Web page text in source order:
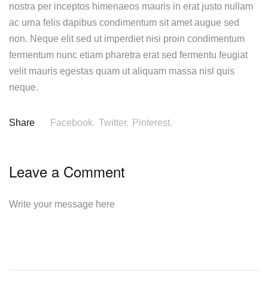
nostra per inceptos himenaeos mauris in erat justo nullam
ac urna felis dapibus condimentum sit amet augue sed
non. Neque elit sed ut imperdiet nisi proin condimentum
fermentum nunc etiam pharetra erat sed fermentu feugiat
velit mauris egestas quam ut aliquam massa nisl quis
neque.
Share Facebook. Twitter. Pinterest.
Leave a Comment